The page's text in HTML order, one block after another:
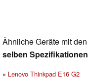
Ähnliche Geräte mit den
selben Spezifikationen
Lenovo Thinkpad E16 G2